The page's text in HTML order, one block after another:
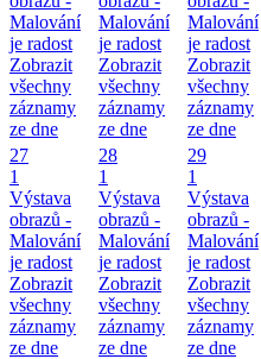
Malování
je radost
Zobrazit
všechny
záznamy
ze dne
Malování
je radost
Zobrazit
všechny
záznamy
ze dne
Malování
je radost
Zobrazit
všechny
záznamy
ze dne
27
1
Výstava
obrazů -
Malování
je radost
Zobrazit
všechny
záznamy
ze dne
28
1
Výstava
obrazů -
Malování
je radost
Zobrazit
všechny
záznamy
ze dne
29
1
Výstava
obrazů -
Malování
je radost
Zobrazit
všechny
záznamy
ze dne